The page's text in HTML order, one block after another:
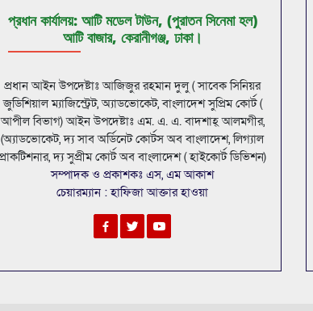
প্রধান কার্যালয়: আটি মডেল টাউন, (পুরাতন সিনেমা হল)
আটি বাজার, কেরানীগঞ্জ, ঢাকা।
প্রধান আইন উপদেষ্টাঃ আজিজুর রহমান দুলু ( সাবেক সিনিয়র
জুডিশিয়াল ম্যাজিস্ট্রেট, অ্যাডভোকেট, বাংলাদেশ সুপ্রিম কোর্ট (
আপীল বিভাগ) আইন উপদেষ্টাঃ এম. এ. এ. বাদশাহ্ আলমগীর,
(অ্যাডভোকেট, দ্য সাব অর্ডিনেট কোর্টস অব বাংলাদেশ, লিগ্যাল
দ্য সুপ্রীম কোর্ট অব বাংলাদেশ ( হাইকোর্ট ডিভিশন)
সম্পাদক ও প্রকাশকঃ এস, এম আকাশ
চেয়ারম্যান : হাফিজা আক্তার হাওয়া